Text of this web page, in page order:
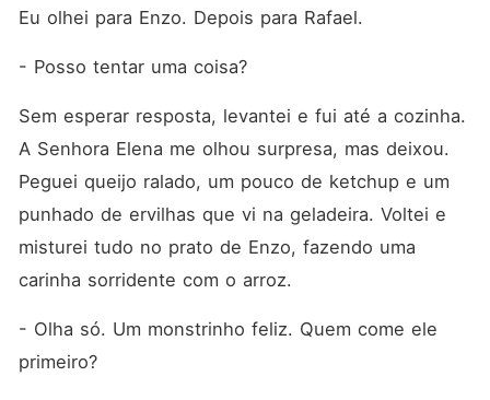
Eu olhei para Enzo. Depois para Rafael.
- Posso tentar uma coisa?
Sem esperar resposta, levantei e fui até a cozinha.
A Senhora Elena me olhou surpresa, mas deixou.
Peguei queijo ralado, um pouco de ketchup e um
punhado de ervilhas que vi na geladeira. Voltei e
misturei tudo no prato de Enzo, fazendo uma
carinha sorridente com o arroz.
- Olha só. Um monstrinho feliz. Quem come ele
primeiro?